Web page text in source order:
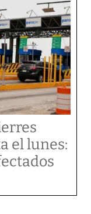
el lunes: